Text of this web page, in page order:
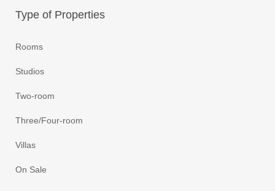
Type of Properties
Rooms
Studios
Two-room
Three/Four-room
Villas
On Sale